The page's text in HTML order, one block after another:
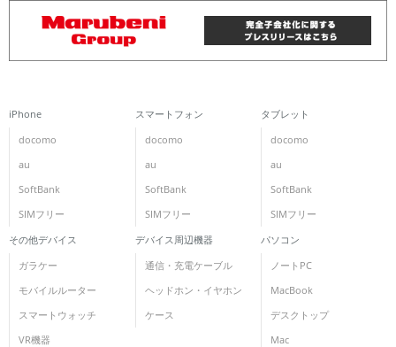
iPhone
docomo
au
SoftBank
SIMフリー
スマートフォン
docomo
au
SoftBank
SIMフリー
タブレット
docomo
au
SoftBank
SIMフリー
その他デバイス
ガラケー
モバイルルーター
スマートウォッチ
VR機器
デバイス周辺機器
通信・充電ケーブル
ヘッドホン・イヤホン
ケース
パソコン
ノートPC
MacBook
デスクトップ
Mac